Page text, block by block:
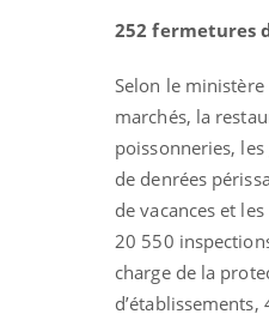
252 fermetures
Selon le
marchés, la
poissonneries,
de denrées
de vacances et
20 550
charge de la
West Nile :
t-il dans le
France ?
Les
protègent-
?